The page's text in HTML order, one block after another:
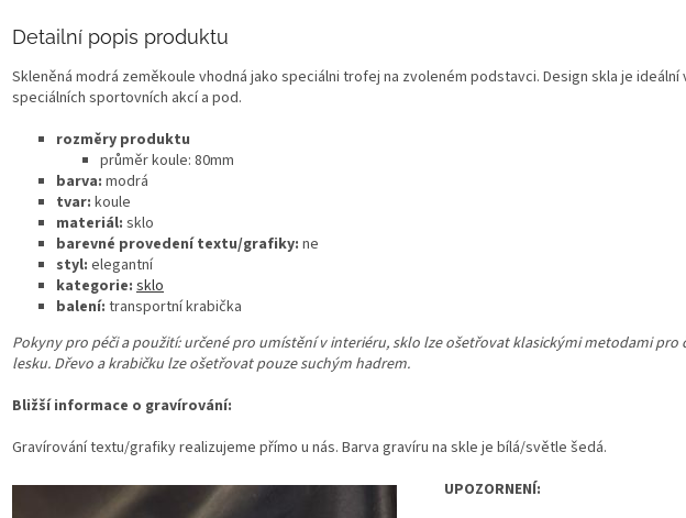
Detailní popis produktu
Skleněná modrá zeměkoule vhodná jako speciálni trofej na zvoleném podstavci. Design skla je
speciálních sportovních akcí a pod.
rozměry produktu
průměr koule: 80mm
barva: modrá
tvar: koule
materiál: sklo
barevné provedení textu/grafiky: ne
styl: elegantní
kategorie: sklo
balení: transportní krabička
Pokyny pro péči a použití: určené pro umístění v interiéru, sklo lze ošetřovat klasickými metodami pro
lesku. Dřevo a krabičku lze ošetřovat pouze suchým hadrem.
Bližší informace o gravírování:
Gravírování textu/grafiky realizujeme přímo u nás. Barva gravíru na skle je bílá/světle šedá.
UPOZORNENÍ: